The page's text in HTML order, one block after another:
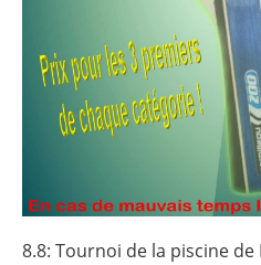
8.8: Tournoi de la piscine